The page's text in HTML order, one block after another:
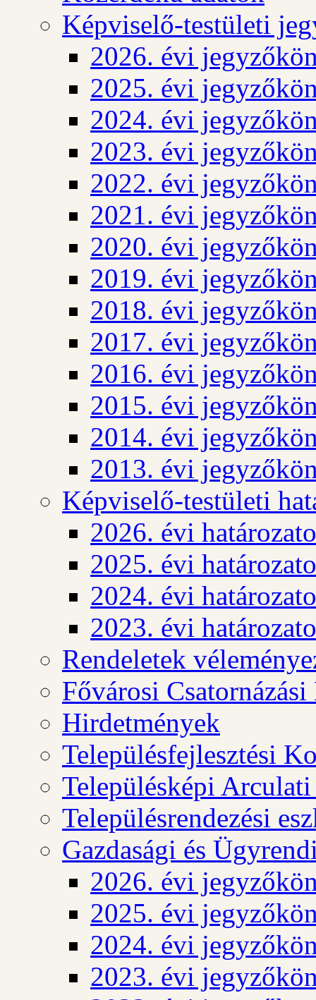
Képviselő-testületi
2026. évi
2025. évi
2024. évi
2023. évi
2022. évi
2021. évi
2020. évi
2019. évi
2018. évi
2017. évi
2016. évi
2015. évi
2014. évi
2013. évi
Képviselő-testületi
2026. évi
2025. évi
2024. évi
2023. évi
Rendeletek
Fővárosi
Hirdetmények
Településfejlesztési
Településképi
Településrendezési
Gazdasági és
2026. évi
2025. évi
2024. évi
2023. évi